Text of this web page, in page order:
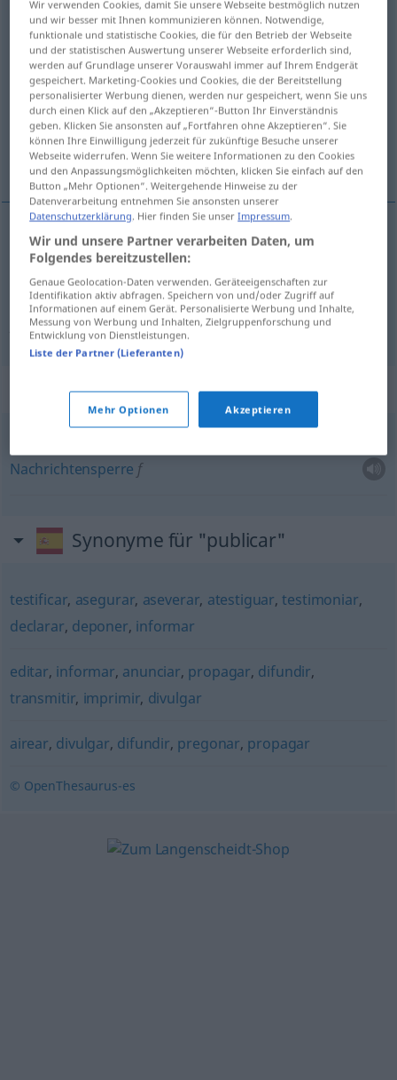
Übersicht aller Übersetzungen
(Für mehr Details die Übersetzung anklicken/antippen)
bekannt machen geben, veröffentlichen,
herausgeben
publizieren
bekanntmachenogeben publicar
veröffentlichen,herausgeben,publizieren
publicarlibro
Beispielsätze für "publicar"
Nachrichtensperre f
Synonyme für "publicar"
testificar, asegurar, aseverar, atestiguar,testimoniar,
declarar, deponer, informar
editar, informar, anunciar, propagar, difundir,
transmitir, imprimir, divulgar
airear, divulgar, difundir, pregonar, propagar
© OpenThesaurus-es
Wir verwenden Cookies, damit Sie unsere Webseite bestmöglich nutzen
und wir besser mit Ihnen kommunizieren können. Notwendige,
funktionale und statistische Cookies, die für den Betrieb der Webseite
und der statistischen Auswertung unserer Webseite erforderlich sind,
werden auf Grundlage unserer Vorauswahl immer auf Ihrem Endgerät
gespeichert. Marketing-Cookies und Cookies, die der Bereitstellung
personalisierter Werbung dienen, werden nur gespeichert, wenn Sie uns
durch einen Klick auf den „Akzeptieren“-Button Ihr Einverständnis
geben. Klicken Sie ansonsten auf „Fortfahren ohne Akzeptieren“. Sie
können Ihre Einwilligung jederzeit für zukünftige Besuche unserer
Webseite widerrufen. Wenn Sie weitere Informationen zu den Cookies
und den Anpassungsmöglichkeiten möchten, klicken Sie einfach auf den
Button „Mehr Optionen“. Weitergehende Hinweise zu der
Datenverarbeitung entnehmen Sie ansonsten unserer
Datenschutzerklärung . Hier finden Sie unserImpressum
Wir und unsere Partner verarbeiten Daten, um
Folgendes bereitzustellen:
Genaue Geolocation-Daten verwenden. Geräteeigenschaften zur
Identifikation aktiv abfragen. Speichern von und/oder Zugriff auf
Informationen auf einem Gerät. Personalisierte Werbung und Inhalte,
Messung von Werbung und Inhalten, Zielgruppenforschung und
Entwicklung von Dienstleistungen.
Liste der Partner (Lieferanten)
Mehr Optionen Akzeptieren